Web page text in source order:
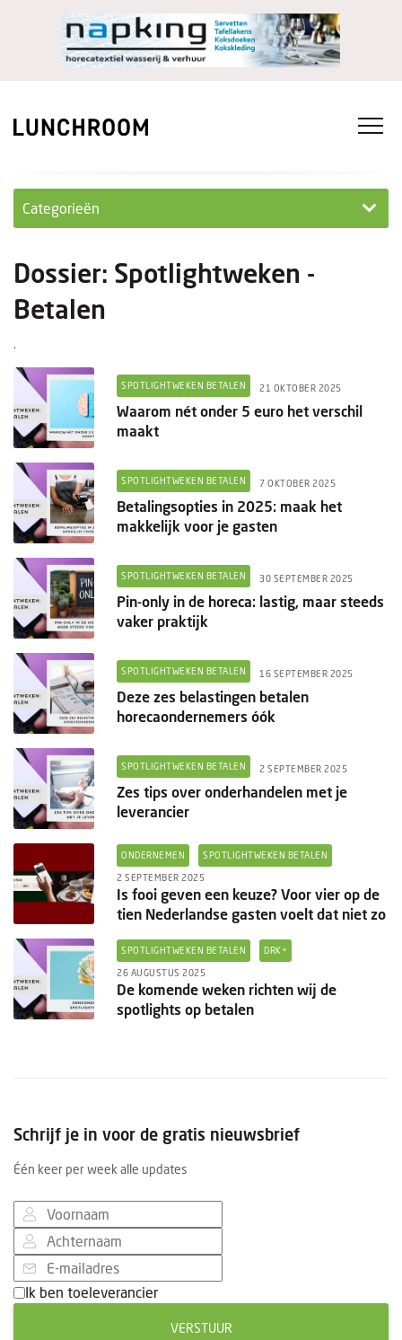
Categorieën
Ondernemen in...
Nieuwe lunchrooms
Columns
Groots ondernemen
Dossier: Spotlightweken -
Betalen
.
SPOTLIGHTWEKEN BETALEN 21 OKTOBER 2025
Waarom nét onder 5 euro het verschil
maakt
SPOTLIGHTWEKEN BETALEN 7 OKTOBER 2025
Betalingsopties in 2025: maak het
makkelijk voor je gasten
SPOTLIGHTWEKEN BETALEN 30 SEPTEMBER 2025
Pin-only in de horeca: lastig, maar steeds
vaker praktijk
SPOTLIGHTWEKEN BETALEN 16 SEPTEMBER 2025
Deze zes belastingen betalen
horecaondernemers óók
SPOTLIGHTWEKEN BETALEN 2 SEPTEMBER 2025
Zes tips over onderhandelen met je
leverancier
ONDERNEMEN SPOTLIGHTWEKEN BETALEN
2 SEPTEMBER 2025
Is fooi geven een keuze? Voor vier op de
tien Nederlandse gasten voelt dat niet zo
SPOTLIGHTWEKEN BETALEN DRK+
26 AUGUSTUS 2025
De komende weken richten wij de
spotlights op betalen
Schrijf je in voor de gratis nieuwsbrief
Één keer per week alle updates
Ik ben toeleverancier
VERSTUUR